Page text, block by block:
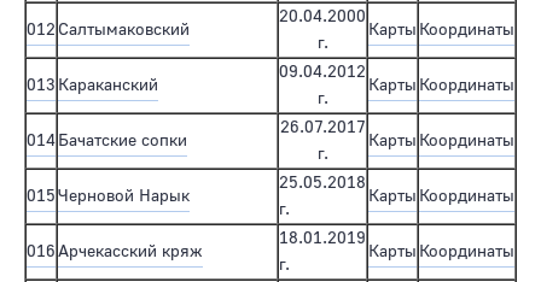
012 Салтымаковский
20.04.2000
г.
Карты Координаты
013 Караканский
09.04.2012
г.
Карты Координаты
014Бачатские сопки
26.07.2017
г.
Карты Координаты
015Черновой Нарык
25.05.2018
г.
Карты Координаты
016Арчекасский кряж
18.01.2019
г.
Карты Координаты